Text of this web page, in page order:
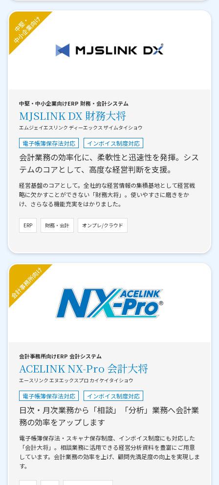
中堅・中小企業向けERP 財務・会計システム
MJSLINK DX 財務大将
エムジェイエスリンク ディーエックス ザイムタイショウ
電子帳簿保存法対応 インボイス制度対応
会計業務の効率化に、柔軟性と迅速性を発揮。シス
テムのコアとして、高度な経営判断を支援。
経営基盤のコアとして。全社的な経営情報の集積基地として経営戦
略に欠かすことができない「財務大将」。使いやすさに磨きをか
け、さらなる機能充実をはかりました。
ERP 財務・会計 オンプレ/クラウド
会計事務所向けERP 会計システム
ACELINK NX-Pro 会計大将
エースリンク エヌエックスプロ カイケイタイショウ
電子帳簿保存法対応 インボイス制度対応
日次・月次業務から「相談」「分析」業務へ会計業
務の効率をアップします
電子帳簿保存法・スキャナ保存制度、インボイス制度にも対応した
「会計大将」。相談業務に活用できる経営分析資料を豊富にご用意
しています。会計業務の効率を上げ、顧問先満足度の向上を実現しま
す。